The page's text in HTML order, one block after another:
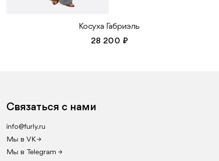
Косуха Габриэль
28 200 ₽
Связаться с нами
info@furly.ru
Мы в VK →
Мы в Telegram →